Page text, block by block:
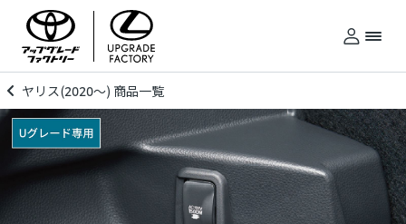
ヤリス(2020～) 商品一覧